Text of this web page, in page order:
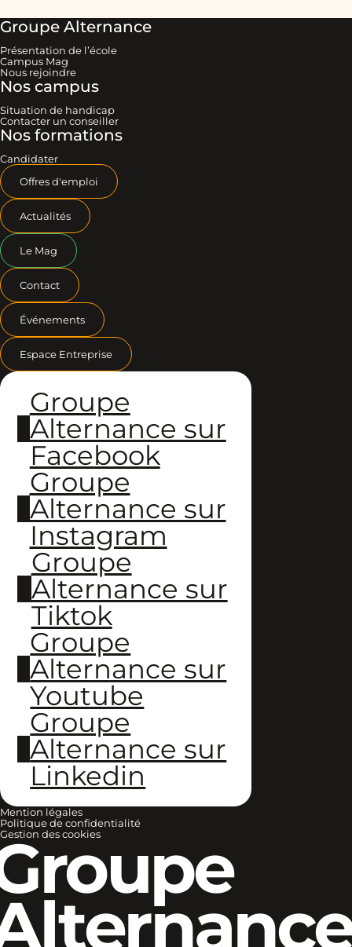
Groupe Alternance
Présentation de l’école
Campus Mag
Nous rejoindre
Nos campus
Situation de handicap
Contacter un conseiller
Nos formations
Candidater
Offres d'emploi
Actualités
Le Mag
Contact
Événements
Espace Entreprise
Groupe
Alternance sur
Facebook
Groupe
Alternance sur
Instagram
Groupe
Alternance sur
Tiktok
Groupe
Alternance sur
Youtube
Groupe
Alternance sur
Linkedin
Mention légales
Politique de confidentialité
Gestion des cookies